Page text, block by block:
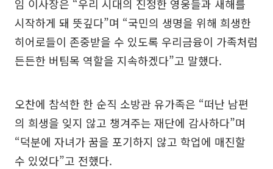
임 이사장은 “우리 시대의 진정한 영웅들과 새해를
시작하게 돼 뜻깊다”며 “국민의 생명을 위해 희생한
히어로들이 존중받을 수 있도록 우리금융이 가족처럼
든든한 버팀목 역할을 지속하겠다”고 말했다.
오찬에 참석한 한 순직 소방관 유가족은 “떠난 남편
의 희생을 잊지 않고 챙겨주는 재단에 감사하다”며
“덕분에 자녀가 꿈을 포기하지 않고 학업에 매진할
수 있었다”고 전했다.